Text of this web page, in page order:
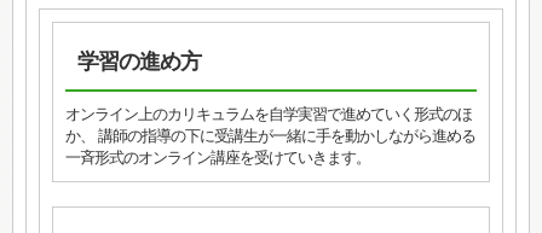
学習の進め方
オンライン上のカリキュラムを自学実習で進めていく形式のほ
か、 講師の指導の下に受講生が一緒に手を動かしながら進める
一斉形式のオンライン講座を受けていきます。